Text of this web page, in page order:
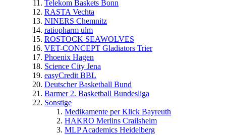
Telekom Baskets Bonn
RASTA Vechta
NINERS Chemnitz
ratiopharm ulm
ROSTOCK SEAWOLVES
VET-CONCEPT Gladiators Trier
Phoenix Hagen
Science City Jena
easyCredit BBL
Deutscher Basketball Bund
Barmer 2. Basketball Bundesliga
Sonstige
Medikamente per Klick Bayreuth
HAKRO Merlins Crailsheim
MLP Academics Heidelberg